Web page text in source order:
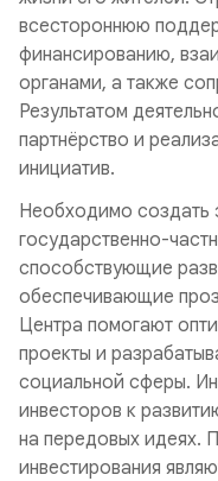
всестороннюю
финансированию,
органами, а также
Результатом
партнёрство и
инициатив.
Необходимо создать
государственно-
способствующие
обеспечивающие
Центра помогают
проекты и
социальной сферы.
инвесторов к
на передовых идеях.
инвестирования